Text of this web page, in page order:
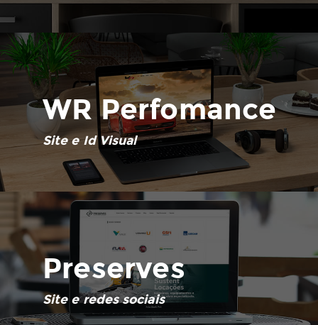
WR Perfomance
Site e Id Visual
Preserves
Site e redes sociais